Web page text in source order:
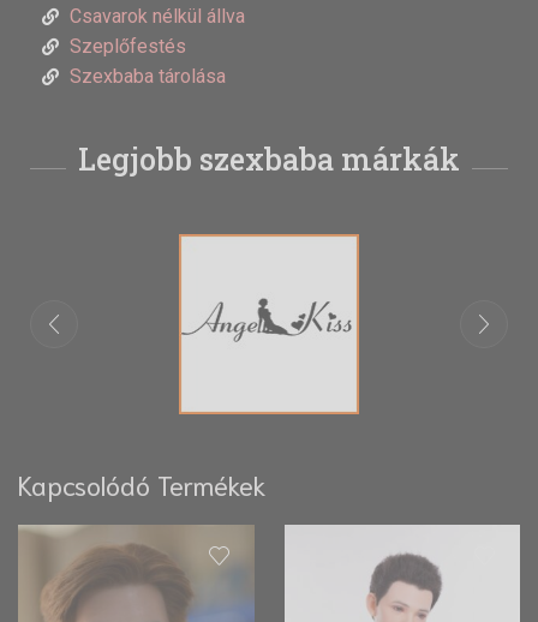
Csavarok nélkül állva
Szeplőfestés
Szexbaba tárolása
Legjobb szexbaba márkák
Kapcsolódó Termékek